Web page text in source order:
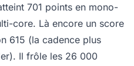
701 points en mono-
core. Là encore un score
615 (la cadence plus
Il frôle les 26 000